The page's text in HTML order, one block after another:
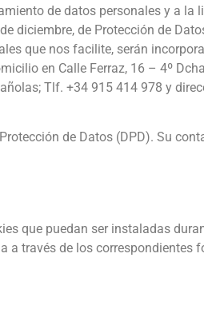
de datos personales y a la
diciembre, de Protección de
que nos facilite, serán
en Calle Ferraz, 16 – 4º
Tlf. +34 915 414 978 y
de Datos (DPD). Su
que puedan ser instaladas
a través de los correspondientes